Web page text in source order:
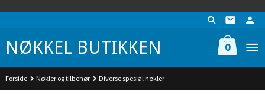
NØKKEL BUTIKKEN 0
Forside Nøkler og tilbehør Diverse spesial nøkler